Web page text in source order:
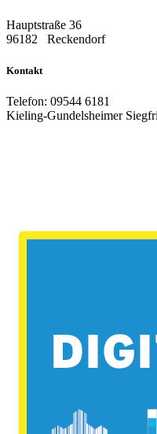
Hauptstraße 36
96182
Reckendorf
Kontakt
Telefon: 09544 6181
Kieling-Gundelsheimer